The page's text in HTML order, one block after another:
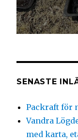
SENASTE
Packraft för
Vandra
med karta,